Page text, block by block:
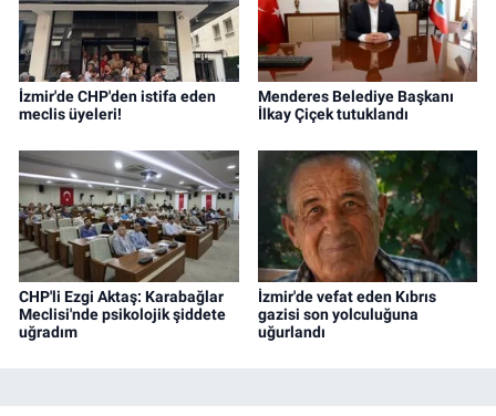
İzmir'de CHP'den istifa eden
meclis üyeleri!
Menderes Belediye Başkanı
İlkay Çiçek tutuklandı
CHP'li Ezgi Aktaş: Karabağlar
Meclisi'nde psikolojik şiddete
uğradım
İzmir'de vefat eden Kıbrıs
gazisi son yolculuğuna
uğurlandı